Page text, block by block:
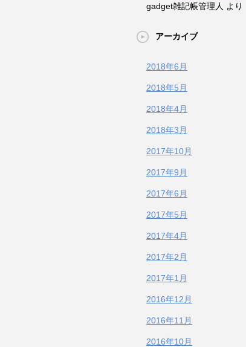
gadget雑記帳管理人 より
アーカイブ
2018年6月
2018年5月
2018年4月
2018年3月
2017年10月
2017年9月
2017年6月
2017年5月
2017年4月
2017年2月
2017年1月
2016年12月
2016年11月
2016年10月